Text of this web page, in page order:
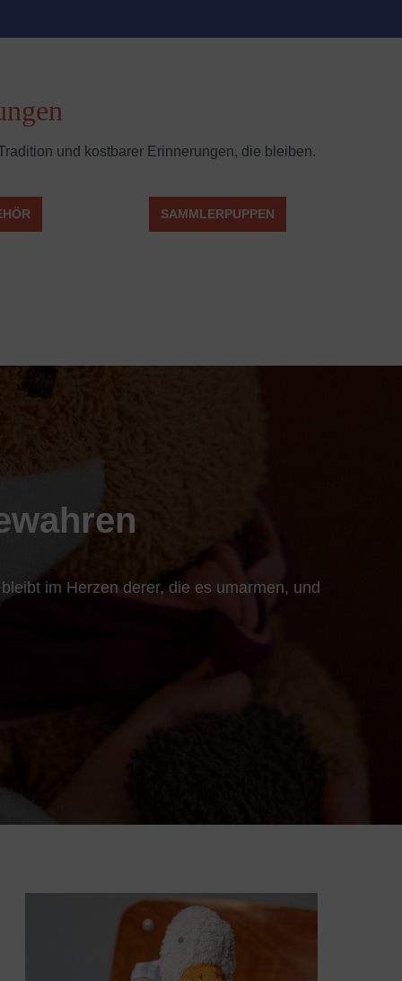
und kostbarer Erinnerungen, die bleiben.
SAMMLERPUPPEN
im Herzen derer, die es umarmen, und